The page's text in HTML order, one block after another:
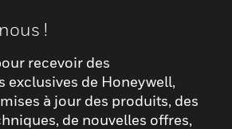
!
recevoir des
de Honeywell,
à jour des produits, des
de nouvelles offres,